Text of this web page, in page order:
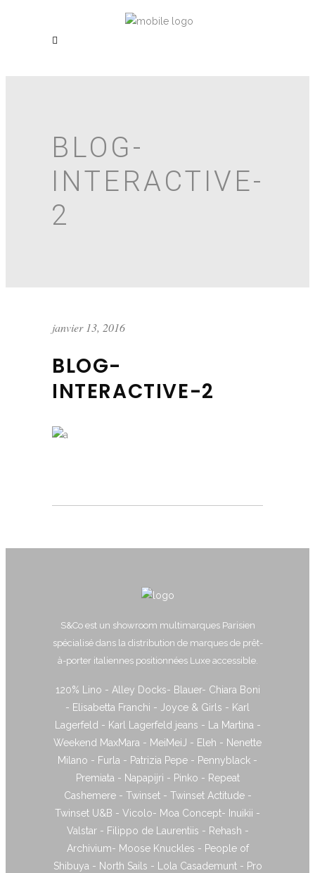
BLOG-
INTERACTIVE-
2
janvier 13, 2016
BLOG-
INTERACTIVE-2
S&Co est un showroom multimarques Parisien
spécialisé dans la distribution de marques de prêt-
à-porter italiennes positionnées Luxe accessible.
120% Lino - Alley Docks- Blauer- Chiara Boni
- Elisabetta Franchi - Joyce & Girls - Karl
Lagerfeld - Karl Lagerfeld jeans - La Martina -
Weekend MaxMara - MeiMeiJ - Eleh - Nenette
Milano - Furla - Patrizia Pepe - Pennyblack -
Premiata - Napapijri - Pinko - Repeat
Cashemere - Twinset - Twinset Actitude -
Twinset U&B - Vicolo- Moa Concept- Inuikii -
Valstar - Filippo de Laurentiis - Rehash -
Archivium- Moose Knuckles - People of
Shibuya - North Sails - Lola Casademunt - Pro